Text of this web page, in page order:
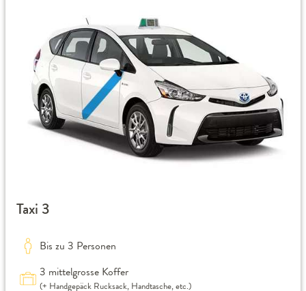
Taxi 3
Bis zu 3 Personen
3 mittelgrosse Koffer
(+ Handgepäck Rucksack, Handtasche, etc.)